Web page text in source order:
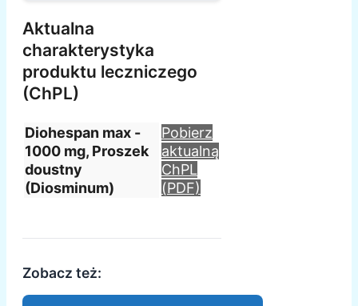
Aktualna
charakterystyka
produktu leczniczego
(ChPL)
Diohespan max -
1000 mg, Proszek
doustny
(Diosminum)
Pobierz
aktualną
ChPL
(PDF)
Zobacz też: